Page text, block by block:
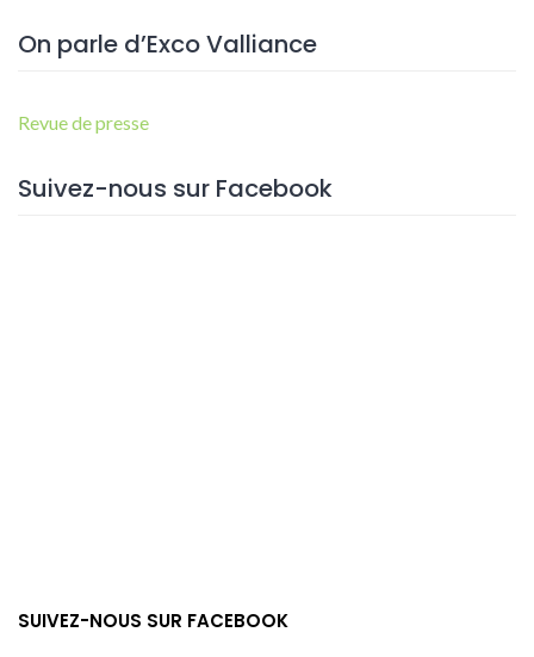
On parle d’Exco Valliance
Revue de presse
Suivez-nous sur Facebook
SUIVEZ-NOUS SUR FACEBOOK